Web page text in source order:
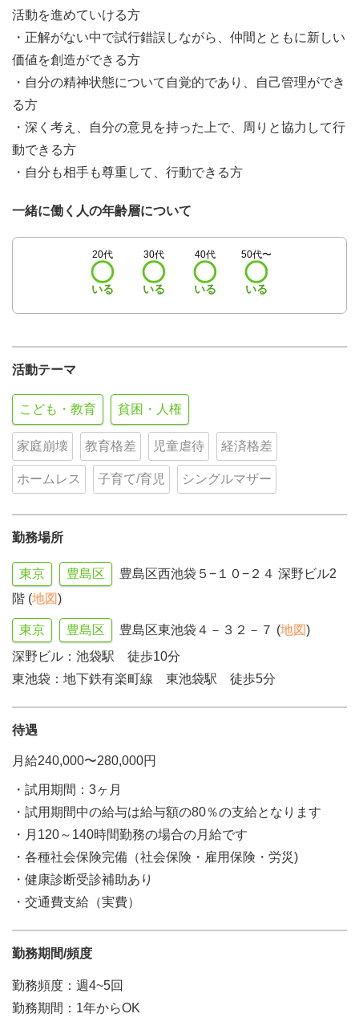
活動を進めていける方
・正解がない中で試行錯誤しながら、仲間とともに新しい
価値を創造ができる方
・自分の精神状態について自覚的であり、自己管理ができ
る方
・深く考え、自分の意見を持った上で、周りと協力して行
動できる方
・自分も相手も尊重して、行動できる方
一緒に働く人の年齢層について
20代
いる
30代
いる
40代
いる
50代〜
いる
活動テーマ
こども・教育 貧困・人権
家庭崩壊 教育格差 児童虐待 経済格差
ホームレス 子育て/育児 シングルマザー
勤務場所
東京 豊島区
豊島区西池袋５−１０−２４ 深野ビル2
階 (地図)
東京 豊島区 豊島区東池袋４－３２－７ (地図)
深野ビル：池袋駅 徒歩10分
東池袋：地下鉄有楽町線 東池袋駅 徒歩5分
待遇
月給240,000〜280,000円
・試用期間：3ヶ月
・試用期間中の給与は給与額の80％の支給となります
・月120～140時間勤務の場合の月給です
・各種社会保険完備（社会保険・雇用保険・労災)
・健康診断受診補助あり
・交通費支給（実費）
勤務期間/頻度
勤務頻度：週4~5回
勤務期間：1年からOK